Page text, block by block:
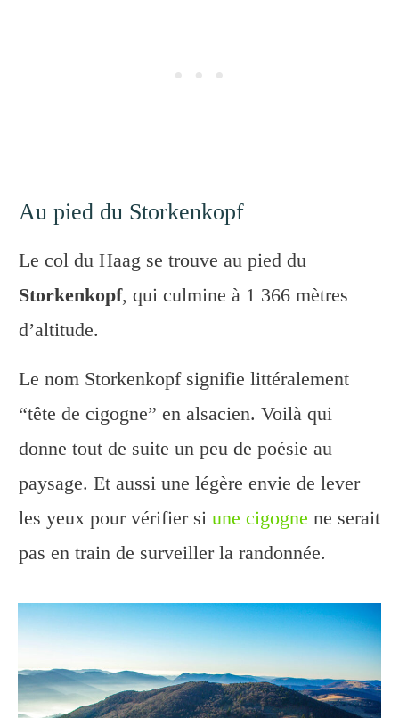
Au pied du Storkenkopf
Le col du Haag se trouve au pied du
Storkenkopf, qui culmine à 1 366 mètres
d’altitude.
Le nom Storkenkopf signifie littéralement
“tête de cigogne” en alsacien. Voilà qui
donne tout de suite un peu de poésie au
paysage. Et aussi une légère envie de lever
les yeux pour vérifier si une cigogne ne serait
pas en train de surveiller la randonnée.